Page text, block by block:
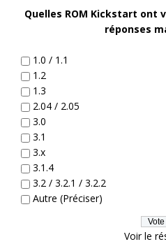
Quelles ROM Kickstart ont
réponses
1.0 / 1.1
1.2
1.3
2.04 / 2.05
3.0
3.1
3.x
3.1.4
3.2 / 3.2.1 / 3.2.2
Autre (Préciser)
Voir le